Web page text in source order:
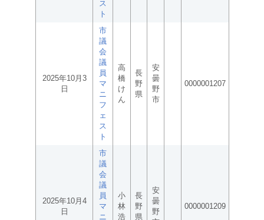
ス
ト
2025年10月3
日
市
議
会
議
員
マ
ニ
フ
ェ
ス
ト
高
橋
け
ん
長
野
県
安
曇
野
市
0000001207
2025年10月4
日
市
議
会
議
員
マ
ニ
小
林
浩
長
野
県
安
曇
野
0000001209